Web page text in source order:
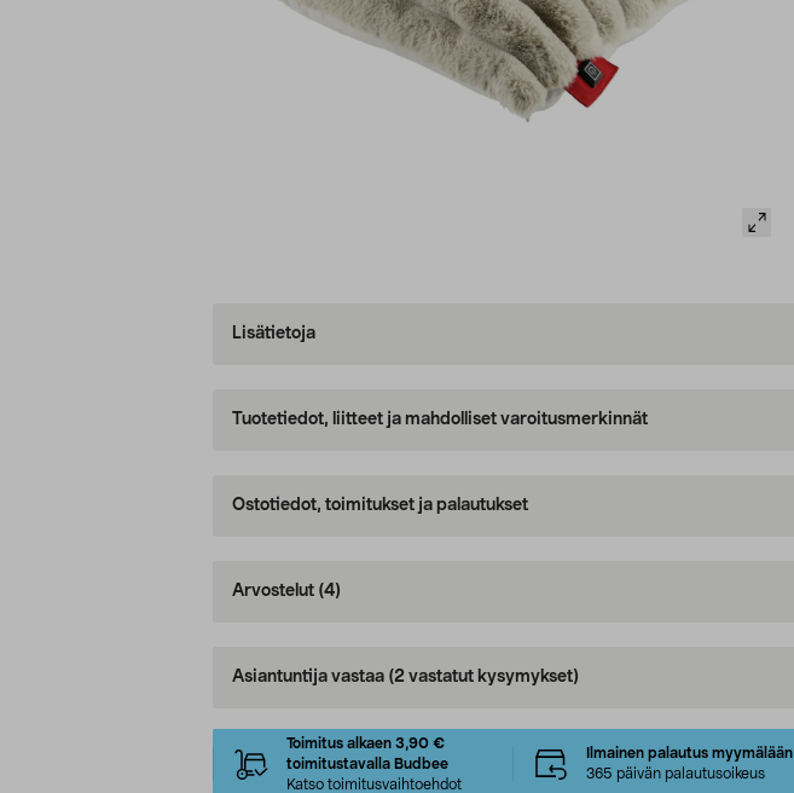
Lisätietoja
Tuotetiedot, liitteet ja mahdolliset varoitusmerkinnät
Ostotiedot, toimitukset ja palautukset
Arvostelut (4)
Asiantuntija vastaa (2 vastatut kysymykset)
Toimitus alkaen 3,90 €
toimitustavalla Budbee
Katso toimitusvaihtoehdot
Ilmainen palautus myymälään
365 päivän palautusoikeus